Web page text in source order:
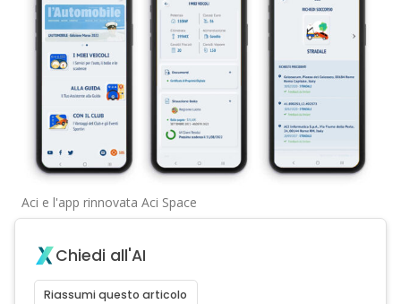
Aci e l'app rinnovata Aci Space
Chiedi all'AI
Riassumi questo articolo